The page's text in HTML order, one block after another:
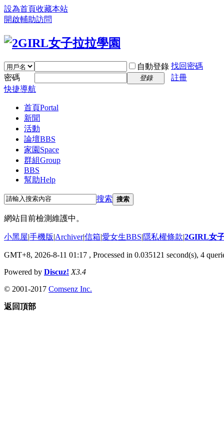
設為首頁收藏本站
開啟輔助訪問
自動登錄 找回密碼
密碼
登錄
註冊
快捷導航
首頁Portal
新聞
活動
論壇BBS
家園 Space
群組Group
BBS
幫助Help
搜索 搜索
網站目前檢測維護中。
小黑屋|手機版|Archiver|信箱|愛女生BBS|隱私權條款|2GIRL女
GMT+8, 2026-8-11 01:17 , Processed in 0.035121 second(s), 4
Powered by Discuz! X3.4
© 2001-2017 Comsenz Inc.
返回頂部